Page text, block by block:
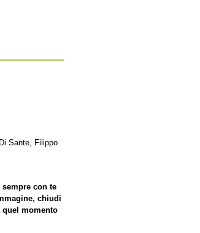
Sante, Filippo
sempre con te
chiudi
momento